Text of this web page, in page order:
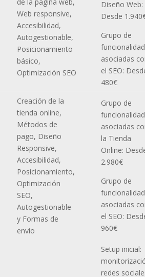
Web responsive,
Accesibilidad,
Autogestionable,
Posicionamiento
básico,
Optimización SEO
Diseño Web:
Desde
Grupo de
asociadas
el SEO:
480€
Creación de la
tienda online,
Métodos de
pago, Diseño
Responsive,
Accesibilidad,
Posicionamiento,
Optimización
SEO,
Autogestionable
y Formas de
envío
Grupo de
asociadas
la Tienda
Online:
2.980€
Grupo de
asociadas
el SEO:
960€
Setup inicial:
redes